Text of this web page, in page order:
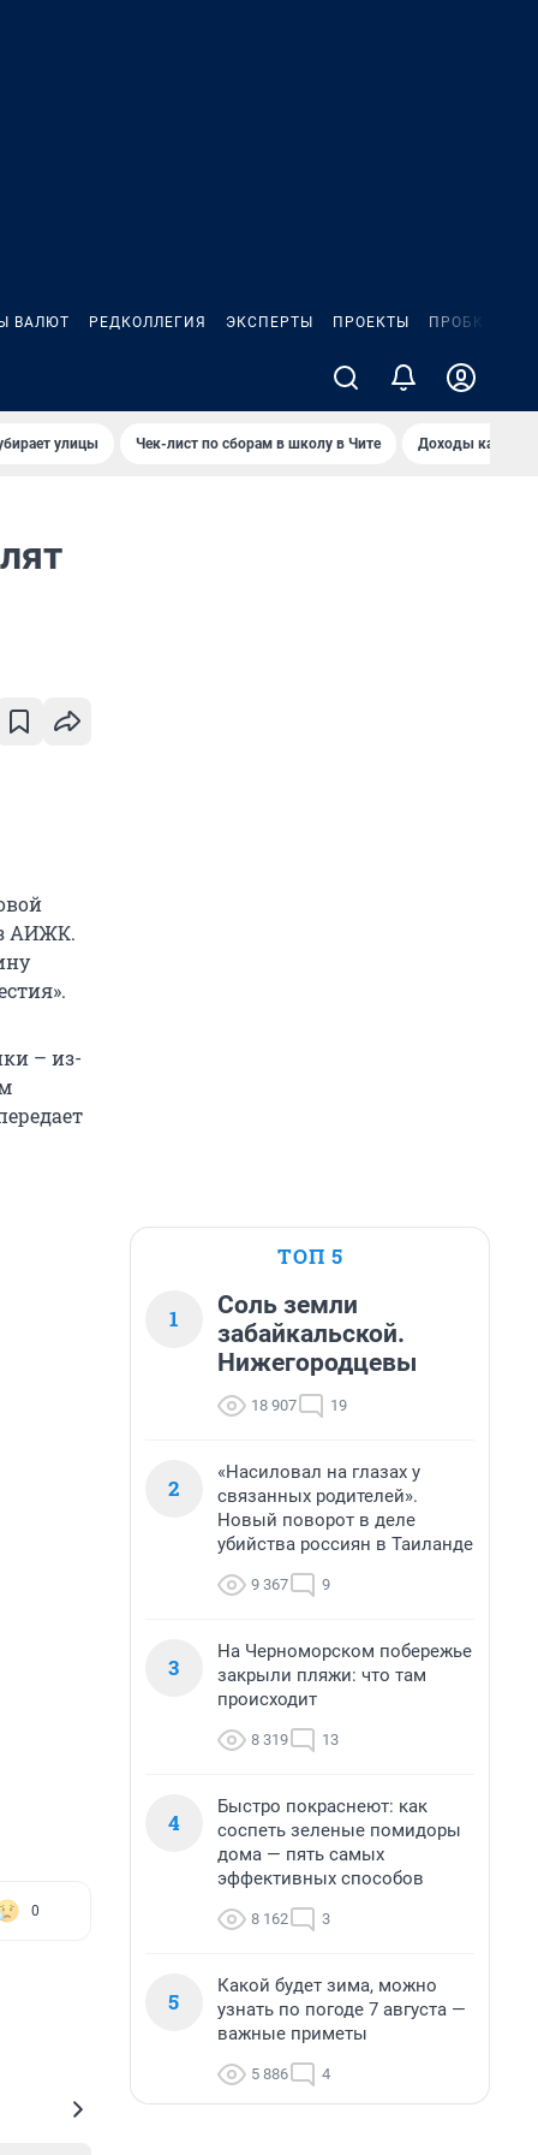
ВАЛЮТ РЕДКОЛЛЕГИЯ ЭКСПЕРТЫ ПРОЕКТЫ ПРОБКИ
улицы Чек-лист по сборам в школу в Чите Доходы
АИЖК.
– из-
0
ТОП 5
1
Соль земли
забайкальской.
Нижегородцевы
18 907 19
2
«Насиловал на глазах у
связанных родителей».
Новый поворот в деле
убийства россиян в Таиланде
9 367 9
3
На Черноморском побережье
закрыли пляжи: что там
происходит
8 319 13
4
Быстро покраснеют: как
соспеть зеленые помидоры
дома — пять самых
эффективных способов
8 162 3
5
Какой будет зима, можно
узнать по погоде 7 августа —
важные приметы
5 886 4